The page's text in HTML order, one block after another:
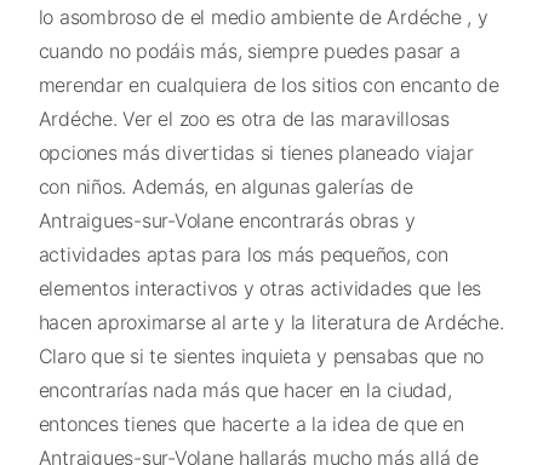
lo asombroso de el medio ambiente de Ardéche , y
cuando no podáis más, siempre puedes pasar a
merendar en cualquiera de los sitios con encanto de
Ardéche. Ver el zoo es otra de las maravillosas
opciones más divertidas si tienes planeado viajar
con niños. Además, en algunas galerías de
Antraigues-sur-Volane encontrarás obras y
actividades aptas para los más pequeños, con
elementos interactivos y otras actividades que les
hacen aproximarse al arte y la literatura de Ardéche.
Claro que si te sientes inquieta y pensabas que no
encontrarías nada más que hacer en la ciudad,
entonces tienes que hacerte a la idea de que en
Antraigues-sur-Volane hallarás mucho más allá de